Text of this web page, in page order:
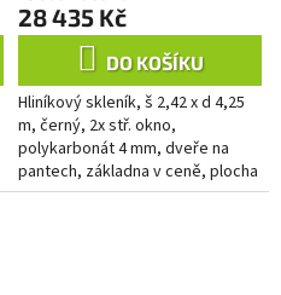
28 435 Kč
DO KOŠÍKU
Hliníkový skleník, š 2,42 x d 4,25
m, černý, 2x stř. okno,
polykarbonát 4 mm, dveře na
pantech, základna v ceně, plocha
10,42 m2.